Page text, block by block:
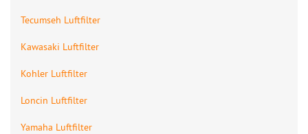
Tecumseh Luftfilter
Kawasaki Luftfilter
Kohler Luftfilter
Loncin Luftfilter
Yamaha Luftfilter